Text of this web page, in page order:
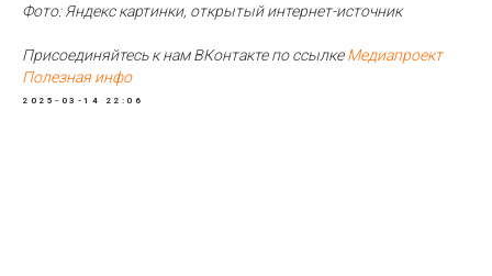
Фото: Яндекс картинки, открытый интернет-источник
Присоединяйтесь к нам ВКонтакте по ссылкеМедиапроект
Полезная инфо
2025-03-14 22:06